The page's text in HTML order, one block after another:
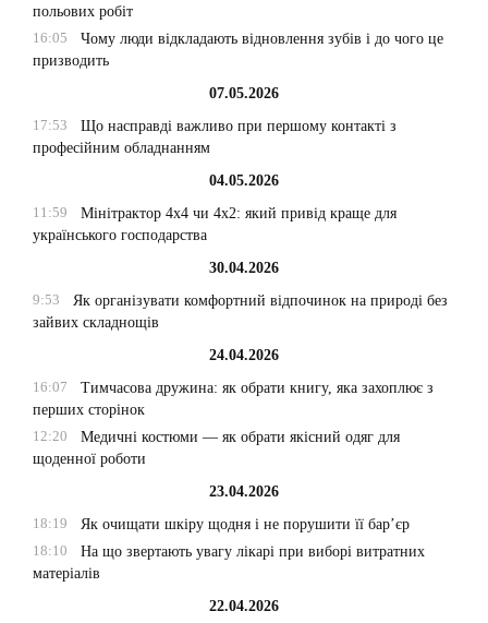
польових робіт
16:05
Чому люди відкладають відновлення зубів і до чого це
призводить
07.05.2026
17:53
Що насправді важливо при першому контакті з
професійним обладнанням
04.05.2026
11:59
Мінітрактор 4х4 чи 4х2: який привід краще для
українського господарства
30.04.2026
9:53
Як організувати комфортний відпочинок на природі без
зайвих складнощів
24.04.2026
16:07
Тимчасова дружина: як обрати книгу, яка захоплює з
перших сторінок
12:20
Медичні костюми — як обрати якісний одяг для
щоденної роботи
23.04.2026
18:19
Як очищати шкіру щодня і не порушити її бар’єр
18:10
На що звертають увагу лікарі при виборі витратних
матеріалів
22.04.2026